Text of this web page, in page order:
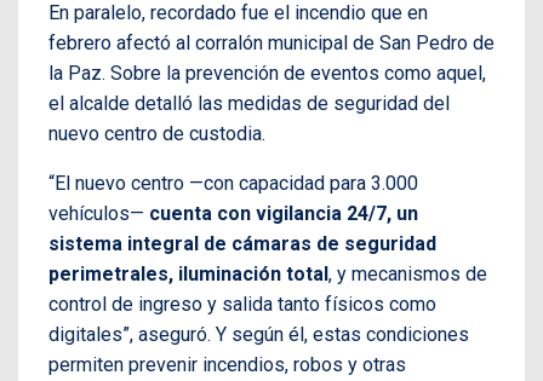
En paralelo, recordado fue el incendio que en
febrero afectó al corralón municipal de San Pedro de
la Paz. Sobre la prevención de eventos como aquel,
el alcalde detalló las medidas de seguridad del
nuevo centro de custodia.
“El nuevo centro —con capacidad para 3.000
vehículos— cuenta con vigilancia 24/7, un
sistema integral de cámaras de seguridad
perimetrales, iluminación total, y mecanismos de
control de ingreso y salida tanto físicos como
digitales”, aseguró. Y según él, estas condiciones
permiten prevenir incendios, robos y otras